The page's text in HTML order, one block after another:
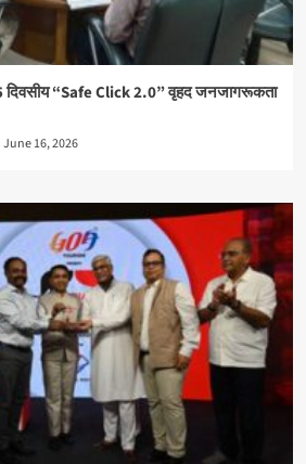
दिवसीय “Safe Click 2.0” वृहद जनजागरूकता
June 16, 2026